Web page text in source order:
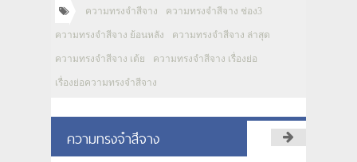
ความทรงจำสีจาง ความทรงจำสีจาง ช่อง3
ความทรงจำสีจาง ย้อนหลัง ความทรงจำสีจาง ล่าสุด
ความทรงจำสีจาง เต้ย ความทรงจำสีจาง เรื่องย่อ
เรื่องย่อความทรงจำสีจาง
ความทรงจำสีจาง